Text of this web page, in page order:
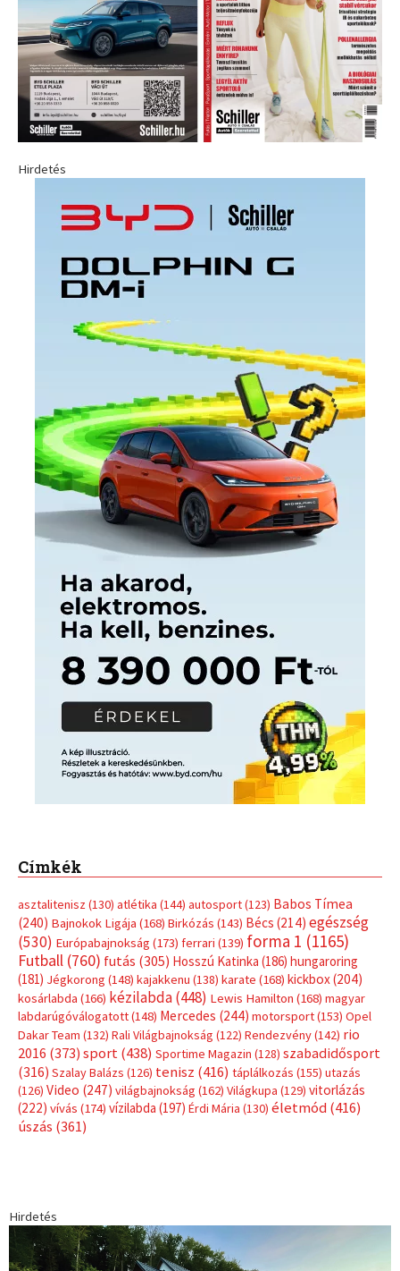
Hirdetés
Címkék
asztalitenisz (130) atlétika (144) autosport(123) Babos Tímea
(240) Bajnokok Ligája (168) Birkózás (143) Bécs (214) egészség
(530) Európabajnokság (173) ferrari (139) forma 1 (1165)
Futball (760) futás (305) Hosszú Katinka (186) hungaroring
(181) Jégkorong (148) kajakkenu (138) karate (168) kickbox(204)
kosárlabda (166) kézilabda(448) Lewis Hamilton (168) magyar
labdarúgóválogatott(148) Mercedes (244) motorsport(153) Opel
Dakar Team (132) Rali Világbajnokság (122) Rendezvény(142) rio
2016 (373) sport(438) Sportime Magazin (128) szabadidősport
(316) Szalay Balázs (126) tenisz (416) táplálkozás (155) utazás
(126) Video (247) világbajnokság (162) Világkupa (129) vitorlázás
(222) vívás (174) vízilabda (197) Érdi Mária (130) életmód(416)
úszás (361)
Hirdetés